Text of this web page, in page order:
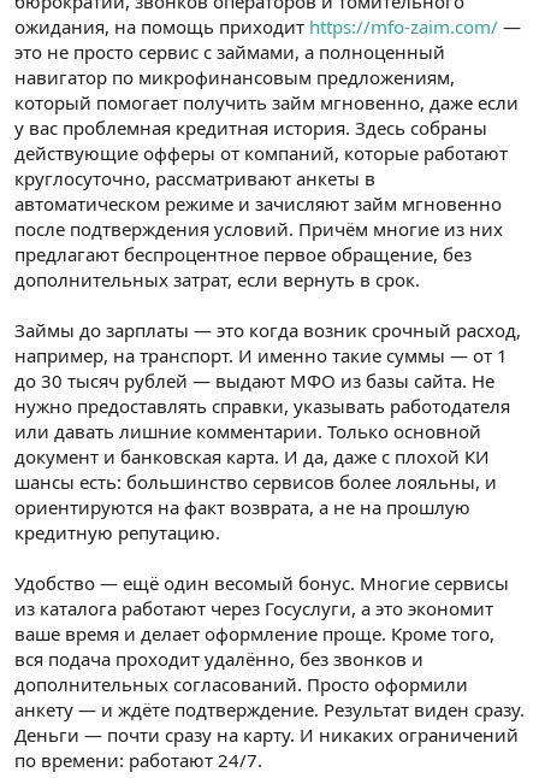
n
i
ожидания, на помощь приходит https://mfo-zaim.com/ —
это не просто сервис с займами, а полноценный
навигатор по микрофинансовым предложениям,
который помогает получить займ мгновенно, даже если
у вас проблемная кредитная история. Здесь собраны
действующие офферы от компаний, которые работают
круглосуточно, рассматривают анкеты в
автоматическом режиме и зачисляют займ мгновенно
после подтверждения условий. Причём многие из них
предлагают беспроцентное первое обращение, без
дополнительных затрат, если вернуть в срок.
Займы до зарплаты — это когда возник срочный расход,
например, на транспорт. И именно такие суммы — от 1
до 30 тысяч рублей — выдают МФО из базы сайта. Не
нужно предоставлять справки, указывать работодателя
или давать лишние комментарии. Только основной
документ и банковская карта. И да, даже с плохой КИ
шансы есть: большинство сервисов более лояльны, и
ориентируются на факт возврата, а не на прошлую
кредитную репутацию.
Удобство — ещё один весомый бонус. Многие сервисы
из каталога работают через Госуслуги, а это экономит
ваше время и делает оформление проще. Кроме того,
вся подача проходит удалённо, без звонков и
дополнительных согласований. Просто оформили
анкету — и ждёте подтверждение. Результат виден сразу.
Деньги — почти сразу на карту. И никаких ограничений
по времени: работают 24/7.